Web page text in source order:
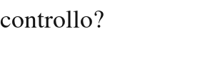
controllo?